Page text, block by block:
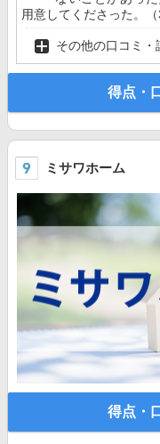
用意してくださった。（
その他の口コミ・
得点・
ミサワホーム
得点・